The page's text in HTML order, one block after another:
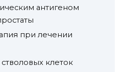
антигеном
при лечении
клеток